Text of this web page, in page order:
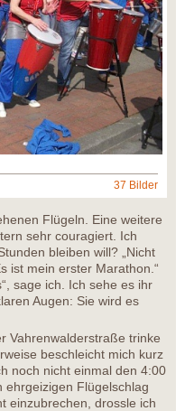
37 Bilder
Flügeln. Eine weitere
sehr couragiert. Ich
bleiben will? „Nicht
ist mein erster Marathon.“
sage ich. Ich sehe es ihr
Augen: Sie wird es
Vahrenwalderstraße trinke
beschleicht mich kurz
noch nicht einmal den 4:00
ehrgeizigen Flügelschlag
einzubrechen, drossle ich